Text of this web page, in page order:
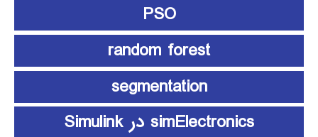
PSO
random forest
segmentation
simElectronics در Simulink